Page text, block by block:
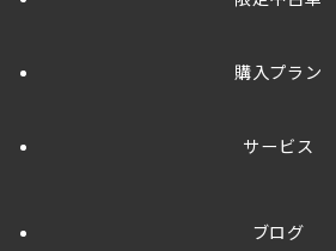
購入プラン
サービス
ブログ